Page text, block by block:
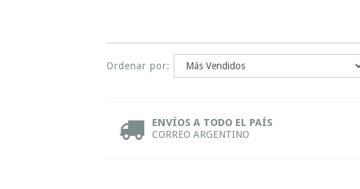
Ordenar por:
ENVÍOS A TODO EL PAÍS
CORREO ARGENTINO